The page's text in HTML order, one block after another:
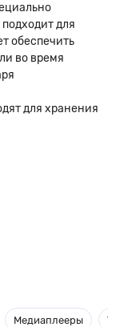
подходит для
обеспечить
во время
для хранения
Медиаплееры